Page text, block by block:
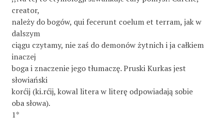
creator,
należy do bogów, qui fecerunt coelum et terram, jak w
dalszym
ciągu czytamy, nie zaś do demonów żytnich i ja całkiem
inaczej
boga i znaczenie jego tłumaczę. Pruski Kurkas jest
słowiański
korćij (ki.rćij, kowal litera w literę odpowiadają sobie
oba słowa).
1*